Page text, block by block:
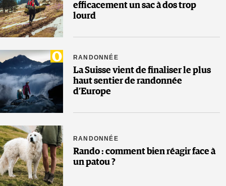
efficacement un sac à dos trop
lourd
RANDONNÉE
La Suisse vient de finaliser le plus
haut sentier de randonnée
d’Europe
RANDONNÉE
Rando : comment bien réagir face à
un patou ?